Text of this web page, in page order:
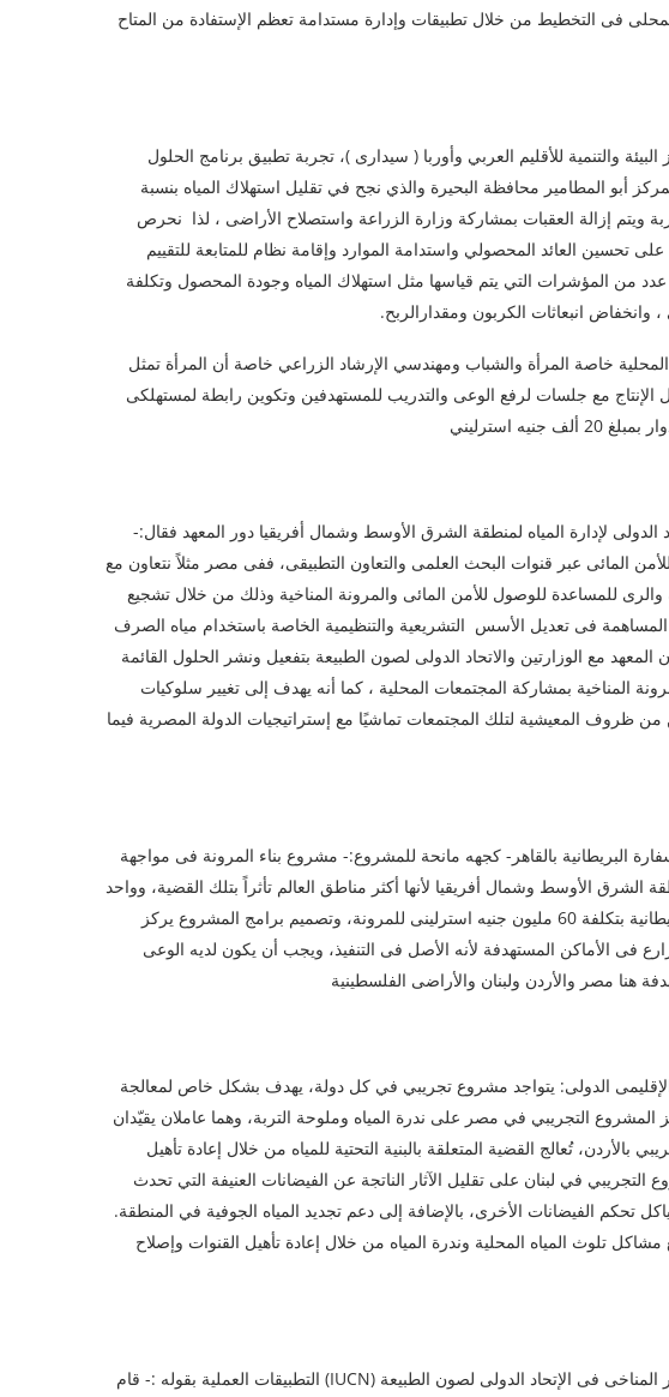
فى التخطيط من خلال تطبيقات وإدارة مستدامة تعظم الإستفادة من المتاح
والتنمية للأقليم العربي وأوربا ( سيدارى )، تجربة تطبيق برنامج الحلول
أبو المطامير محافظة البحيرة والذي نجح في تقليل استهلاك المياه بنسبة
التربة ويتم إزالة العقبات بمشاركة وزارة الزراعة واستصلاح الأراضى ، لذا نحرص
العائد المحصولي واستدامة الموارد وإقامة نظام للمتابعة للتقييم
عدد من المؤشرات التي يتم قياسها مثل استهلاك المياه وجودة المحصول وتكلفة
انبعاثات الكربون ومقدارالربح.
خاصة المرأة والشباب ومهندسي الإرشاد الزراعي خاصة أن المرأة تمثل
مع جلسات لرفع الوعى والتدريب للمستهدفين وتكوين رابطة لمستهلكى
استرليني
الدولى لإدارة المياه لمنطقة الشرق الأوسط وشمال أفريقيا دور المعهد فقال:-
المائى عبر قنوات البحث العلمى والتعاون التطبيقى، ففى مصر مثلاً نتعاون مع
والرى للمساعدة للوصول للأمن المائى والمرونة المناخية وذلك من خلال تشجيع
المساهمة فى تعديل الأسس التشريعية والتنظيمية الخاصة باستخدام مياه الصرف
مع الوزارتين والاتحاد الدولى لصون الطبيعة بتفعيل ونشر الحلول القائمة
المناخية بمشاركة المجتمعات المحلية ، كما أنه يهدف إلى تغيير سلوكيات
من ظروف المعيشية لتلك المجتمعات تماشيًا مع إستراتيجيات الدولة المصرية فيما
البريطانية بالقاهر- كجهه مانحة للمشروع:- مشروع بناء المرونة فى مواجهة
الشرق الأوسط وشمال أفريقيا لأنها أكثر مناطق العالم تأثراً بتلك القضية، وواحد
من حزمة مشروعات بيئية وتنموية تمولها الحكومة البريطانية بتكلفة 60 مليون جنيه استرلينى للمرونة، وتصميم برامج المشروع يركز
فى الأماكن المستهدفة لأنه الأصل فى التنفيذ، ويجب أن يكون لديه الوعى
هنا مصر والأردن ولبنان والأراضى الفلسطينية
الدولى: يتواجد مشروع تجريبي في كل دولة، يهدف بشكل خاص لمعالجة
المشروع التجريبي في مصر على ندرة المياه وملوحة التربة، وهما عاملان يقيّدان
بالأردن، تُعالج القضية المتعلقة بالبنية التحتية للمياه من خلال إعادة تأهيل
التجريبي في لبنان على تقليل الآثار الناتجة عن الفيضانات العنيفة التي تحدث
تحكم الفيضانات الأخرى، بالإضافة إلى دعم تجديد المياه الجوفية في المنطقة.
تلوث المياه المحلية وندرة المياه من خلال إعادة تأهيل القنوات وإصلاح
ويلخص المهندس على هياجنة مدير برنامج المياه والتغير المناخى فى الإتحاد الدولى لصون الطبيعة (IUCN) التطبيقات العملية بقوله :- قام